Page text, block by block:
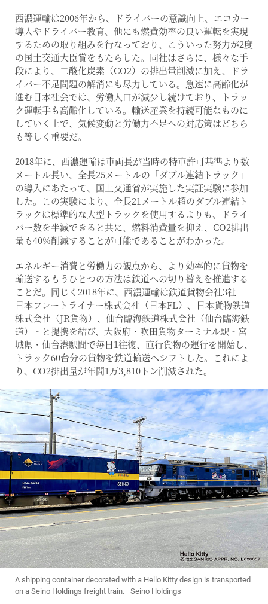
A shipping container decorated with a Hello Kitty design is transported
on a Seino Holdings freight train. Seino Holdings
西濃運輸は2006年から、ドライバーの意識向上、エコカー
導入やドライバー教育、他にも燃費効率の良い運転を実現
するための取り組みを行なっており、こういった努力が2度
の国土交通大臣賞をもたらした。同社はさらに、様々な手
段により、二酸化炭素（CO2）の排出量削減に加え、ドラ
イバー不足問題の解消にも尽力している。急速に高齢化が
進む日本社会では、労働人口が減少し続けており、トラッ
ク運転手も高齢化している。輸送産業を持続可能なものに
していく上で、気候変動と労働力不足への対応策はどちら
も等しく重要だ。
2018年に、西濃運輸は車両長が当時の特車許可基準より数
メートル長い、全長25メートルの「ダブル連結トラック」
の導入にあたって、国土交通省が実施した実証実験に参加
した。この実験により、全長21メートル超のダブル連結ト
ラックは標準的な大型トラックを使用するよりも、ドライ
バー数を半減できると共に、燃料消費量を抑え、CO2排出
量も40%削減することが可能であることがわかった。
エネルギー消費と労働力の観点から、より効率的に貨物を
輸送するもうひとつの方法は鉄道への切り替えを推進する
ことだ。同じく2018年に、西濃運輸は鉄道貨物会社3社‐
日本フレートライナー株式会社（日本FL）、日本貨物鉄道
株式会社（JR貨物）、仙台臨海鉄道株式会社（仙台臨海鉄
道）‐と提携を結び、大阪府・吹田貨物ターミナル駅‐宮
城県・仙台港駅間で毎日1往復、直行貨物の運行を開始し、
トラック60台分の貨物を鉄道輸送へシフトした。これによ
り、CO2排出量が年間1万3,810トン削減された。